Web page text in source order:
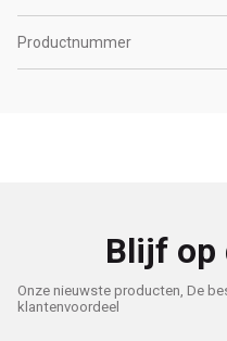
Productnummer
Blijf op
Onze nieuwste producten, De
klantenvoordeel